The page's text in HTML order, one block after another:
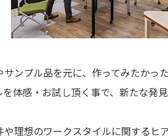
ンプル品を元に、作ってみたか
体感・お試し頂く事で、新たな発
理想のワークスタイルに関する